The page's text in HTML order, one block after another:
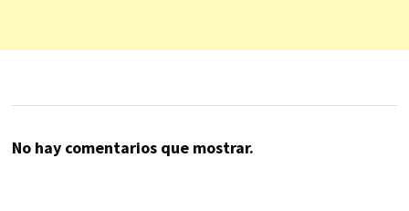
No hay comentarios que mostrar.